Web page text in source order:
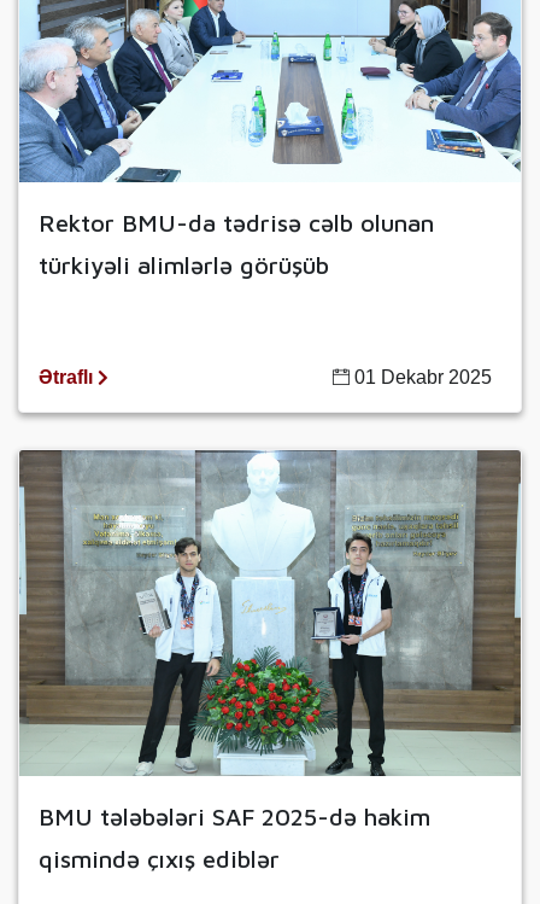
Rektor BMU-da tədrisə cəlb olunan
türkiyəli alimlərlə görüşüb
Ətraflı 01 Dekabr 2025
BMU tələbələri SAF 2025-də hakim
qismində çıxış ediblər